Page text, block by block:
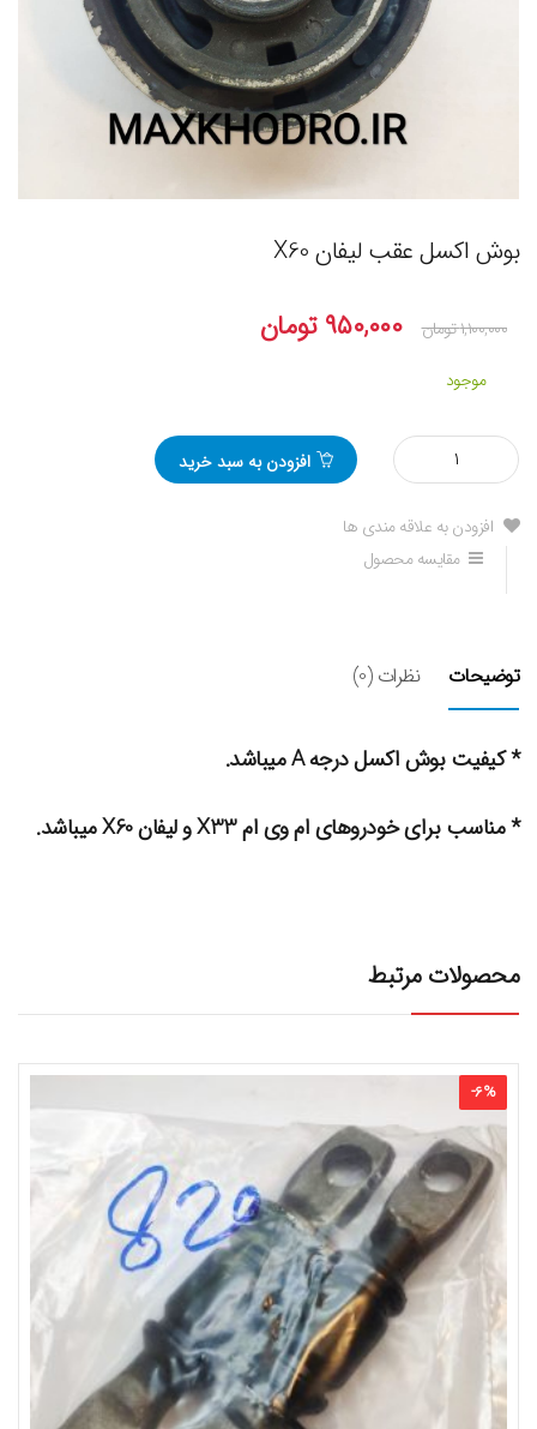
بوش اکسل عقب لیفان X60
۱,۱۰۰,۰۰۰تومان ۹۵۰,۰۰۰ تومان
موجود
مقدار
بوش
عقب
لیفان
افزودن به سبد خرید
افزودن به علاقه مندی ها
مقایسه محصول
توضیحات نظرات (0)
* کیفیت بوش اکسل درجه A میباشد.
* مناسب برای خودروهای ام وی ام X33 و لیفان X60 میباشد.
محصولات مرتبط
-6%